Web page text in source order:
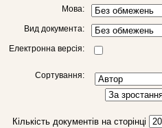
Мова:
Вид документа:
Електронна версія:
Сортування:
Кількість документів на сторінці